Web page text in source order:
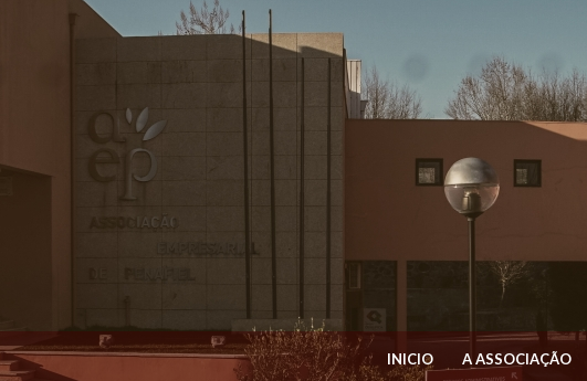
INICIO A ASSOCIAÇÃO